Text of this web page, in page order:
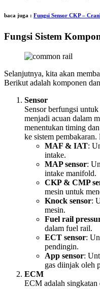
baca juga : Fungsi Sensor CKP –
Fungsi Sistem
Selanjutnya, kita akan
Berikut adalah komponen
Sensor
Sensor berfungsi
menjadi acuan dalam
menentukan timing
ke sistem pembakaran.
MAF & IAT:
intake.
MAP sensor:
intake manifold.
CKP & CMP
mesin untuk
Knock sensor:
mesin.
Fuel rail
dalam fuel rail.
ECT sensor:
pendingin.
App sensor:
gas diinjak oleh
ECM
ECM adalah